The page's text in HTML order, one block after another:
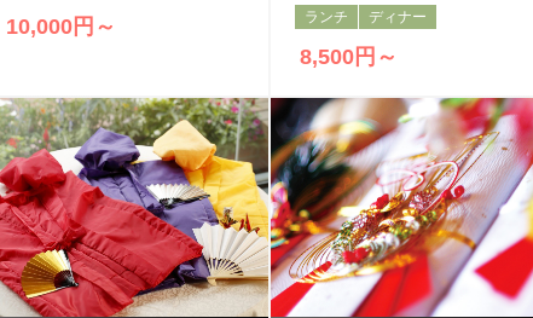
10,000円～ ランチ ディナー
8,500円～